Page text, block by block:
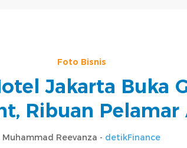
Foto Bisnis
Jakarta Buka
Ribuan Pelamar
Muhammad Reevanza - detikFinance